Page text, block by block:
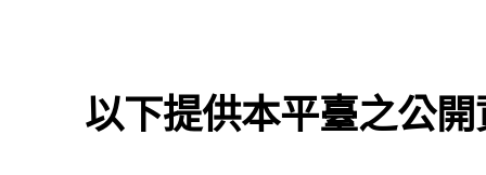
以下提供本平臺之公